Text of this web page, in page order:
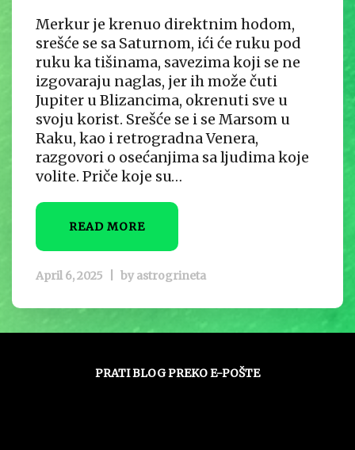
Merkur je krenuo direktnim hodom,
srešće se sa Saturnom, ići će ruku pod
ruku ka tišinama, savezima koji se ne
izgovaraju naglas, jer ih može čuti
Jupiter u Blizancima, okrenuti sve u
svoju korist. Srešće se i se Marsom u
Raku, kao i retrogradna Venera,
razgovori o osećanjima sa ljudima koje
volite. Priče koje su…
READ MORE
April 6, 2025 by astrogrineta
PRATI BLOG PREKO E-POŠTE